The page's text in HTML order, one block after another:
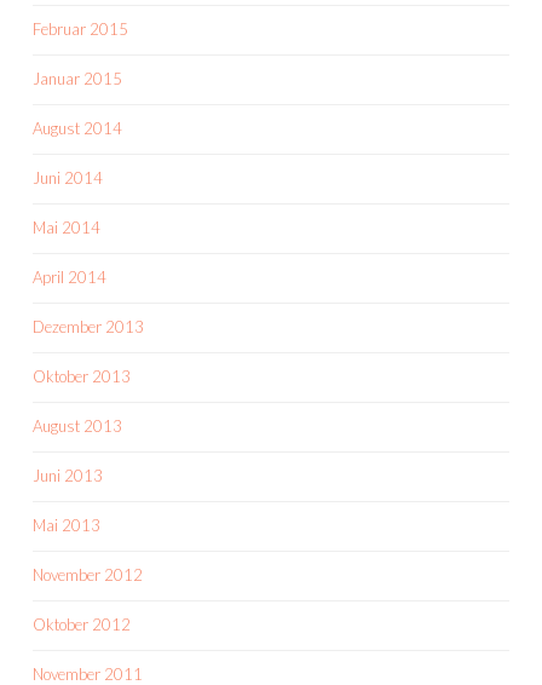
Februar 2015
Januar 2015
August 2014
Juni 2014
Mai 2014
April 2014
Dezember 2013
Oktober 2013
August 2013
Juni 2013
Mai 2013
November 2012
Oktober 2012
November 2011